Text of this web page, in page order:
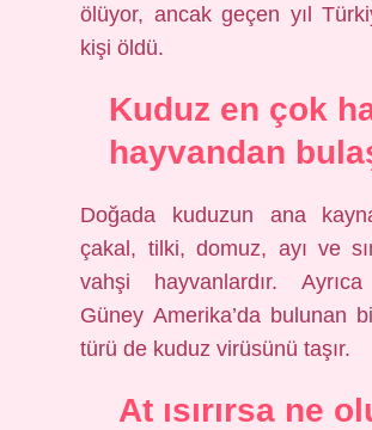
ölüyor, ancak geçen yıl
kişi öldü.
Kuduz en çok
hayvandan
Doğada kuduzun ana
çakal, tilki, domuz, ayı ve
vahşi hayvanlardır.
Güney Amerika’da bulunan
türü de kuduz virüsünü taşır.
At ısırırsa ne